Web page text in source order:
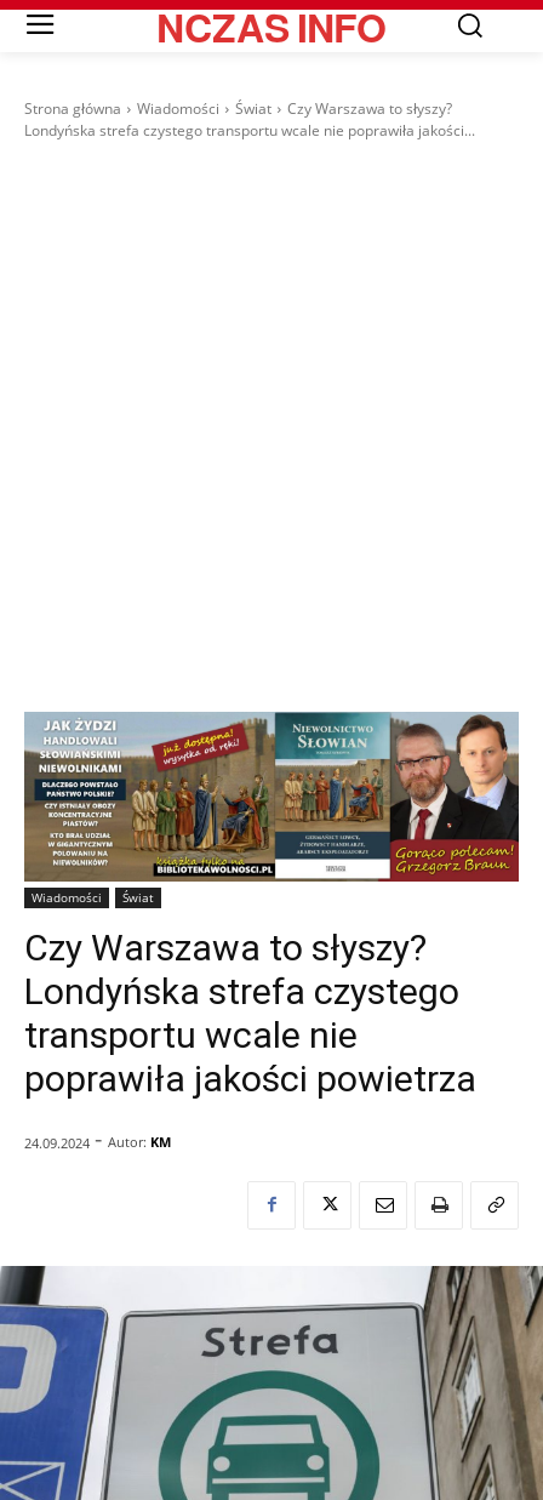
NCZASINFO
Strona główna Wiadomości Świat
Czy Warszawa to słyszy?
Londyńska strefa czystego transportu wcale nie poprawiła jakości...
Wiadomości Świat
Czy Warszawa to słyszy?
Londyńska strefa czystego
transportu wcale nie
poprawiła jakości powietrza
24.09.2024 - Autor: KM